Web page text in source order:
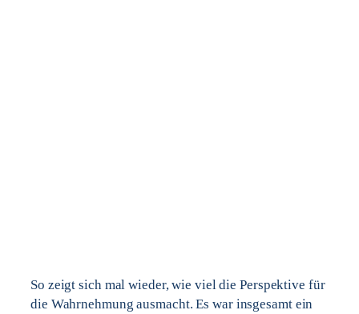
So zeigt sich mal wieder, wie viel die Perspektive für
die Wahrnehmung ausmacht. Es war insgesamt ein